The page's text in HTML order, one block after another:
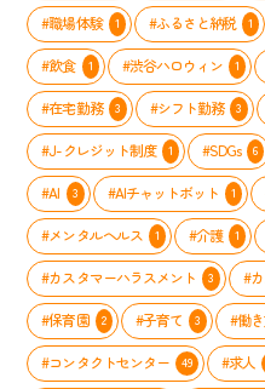
#職場体験 1 #ふるさと納税 1
#飲食 1 #渋谷ハロウィン 1
#在宅勤務 3 #シフト勤務 3
#J-クレジット制度 1 #SDGs 6
#AI 3 #AIチャットボット 1
#メンタルヘルス 1 #介護 1
#カスタマーハラスメント 3 #
#保育園 2 #子育て 3 #働
#コンタクトセンター 49 #求人